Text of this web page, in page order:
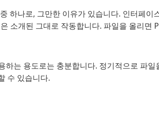
하나로, 그만한 이유가 있습니다. 인터페이
소개된 그대로 작동합니다. 파일을 올리면
는 용도로는 충분합니다. 정기적으로 파
수 있습니다.